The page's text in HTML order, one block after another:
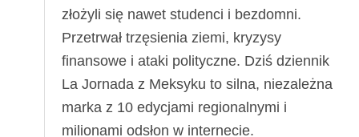
złożyli się nawet studenci i bezdomni.
Przetrwał trzęsienia ziemi, kryzysy
finansowe i ataki polityczne. Dziś dziennik
La Jornada z Meksyku to silna, niezależna
marka z 10 edycjami regionalnymi i
milionami odsłon w internecie.